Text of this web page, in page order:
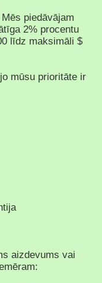
piedāvājam
2% procentu
līdz maksimāli $
mūsu prioritāte ir
aizdevums vai